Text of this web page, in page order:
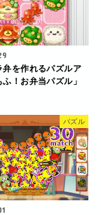
弁を作れるパズルア
！お弁当パズル」
パズル